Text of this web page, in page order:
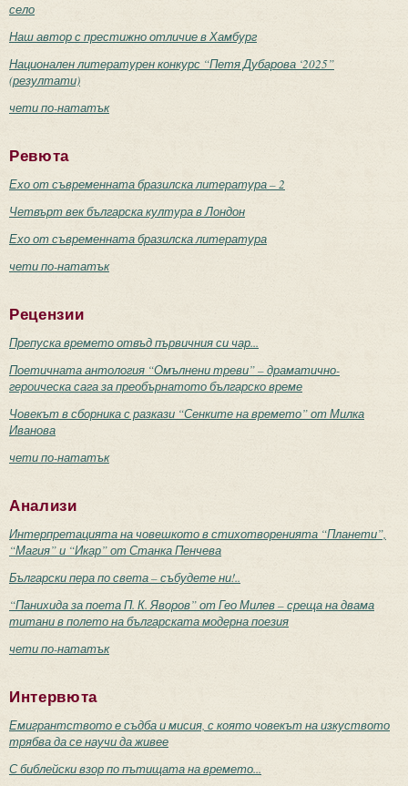
село
Наш автор с престижно отличие в Хамбург
Национален литературен конкурс “Петя Дубарова ‘2025”
(резултати)
чети по-нататък
Ревюта
Ехо от съвременната бразилска литература – 2
Четвърт век българска култура в Лондон
Ехо от съвременната бразилска литература
чети по-нататък
Рецензии
Препуска времето отвъд първичния си чар...
Поетичната антология “Омълнени треви” – драматично-
героическа сага за преобърнатото българско време
Човекът в сборника с разкази “Сенките на времето” от Милка
Иванова
чети по-нататък
Анализи
Интерпретацията на човешкото в стихотворенията “Планети”,
“Магия” и “Икар” от Станка Пенчева
Български пера по света – събудете ни!..
“Панихида за поета П. К. Яворов” от Гео Милев – среща на двама
титани в полето на българската модерна поезия
чети по-нататък
Интервюта
Емигрантството е съдба и мисия, с която човекът на изкуството
трябва да се научи да живее
С библейски взор по пътищата на времето...